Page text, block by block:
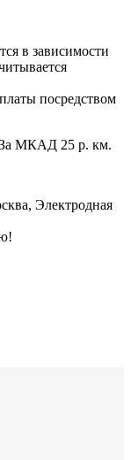
в зависимости
посредством
За МКАД 25 р. км.
Электродная